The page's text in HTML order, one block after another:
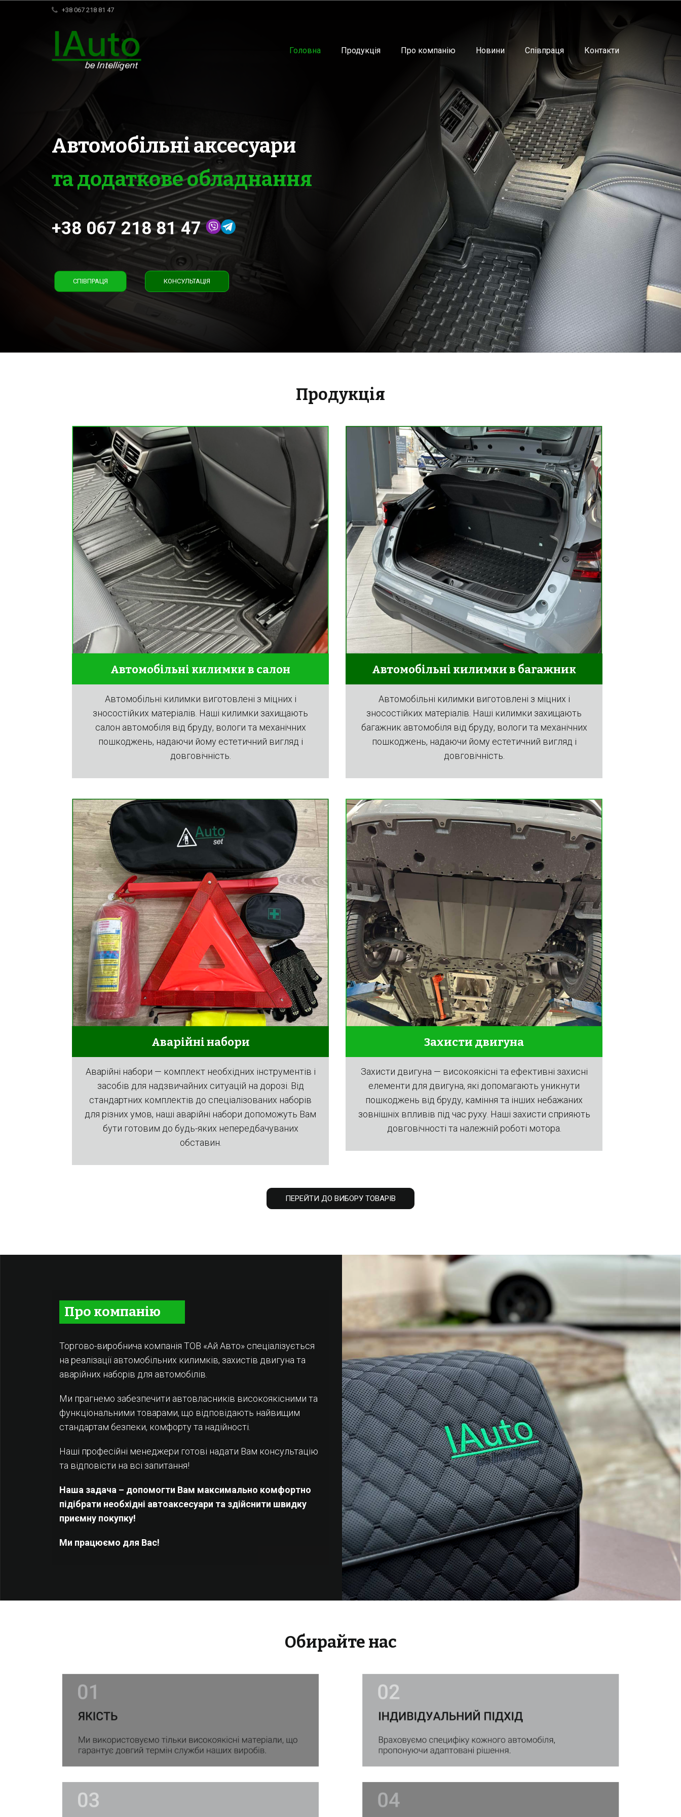
+38 067 218 81 47
Головна Продукція Про компанію Новини Співпраця Контакти
Автомобільні аксесуари
та додаткове обладнання
+38 067 218 81 47
СПІВПРАЦЯ КОНСУЛЬТАЦІЯ
Продукція
Автомобільні килимки в салон
Автомобільні килимки виготовлені з міцних і
зносостійких матеріалів. Наші килимки захищають
салон автомобіля від бруду, вологи та механічних
пошкоджень, надаючи йому естетичний вигляд і
довговічність.
Автомобільні килимки в багажник
Автомобільні килимки виготовлені з міцних і
зносостійких матеріалів. Наші килимки захищають
багажник автомобіля від бруду, вологи та механічних
пошкоджень, надаючи йому естетичний вигляд і
довговічність.
Аварiйнi набори
Аварійні набори — комплект необхідних інструментів і
засобів для надзвичайних ситуацій на дорозі. Від
стандартних комплектів до спеціалізованих наборів
для різних умов, наші аварійні набори допоможуть Вам
бути готовим до будь-яких непередбачуваних
обставин.
Захисти двигуна
Захисти двигуна — високоякісні та ефективні захисні
елементи для двигуна, які допомагають уникнути
пошкоджень від бруду, каміння та інших небажаних
зовнішніх впливів під час руху. Наші захисти сприяють
довговічності та належній роботі мотора.
ПЕРЕЙТИ ДО ВИБОРУ ТОВАРІВ
Про компанію
Торгово-виробнича компанія ТОВ «Ай Авто» спеціалізується
на реалізації автомобільних килимків, захистів двигуна та
аварійних наборів для автомобілів.
Ми прагнемо забезпечити автовласників високоякісними та
функціональними товарами, що відповідають найвищим
стандартам безпеки, комфорту та надійності.
Наші професійні менеджери готові надати Вам консультацію
та відповісти на всі запитання!
Наша задача – допомогти Вам максимально комфортно
підібрати необхідні автоаксесуари та здійснити швидку
приємну покупку!
Ми працюємо для Вас!
Обирайте нас